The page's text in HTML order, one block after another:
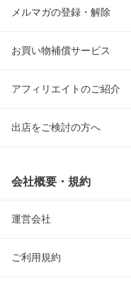
メルマガの登録・解除
お買い物補償サービス
アフィリエイトのご紹介
出店をご検討の方へ
会社概要・規約
運営会社
ご利用規約